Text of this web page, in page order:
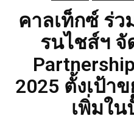
คาลเท็กซ์ ร่
รนไชส์ฯ จั
2025 ตั้งเป้า
เพิ่มใ